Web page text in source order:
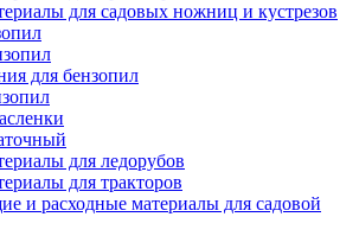
для садовых ножниц и кустрезов
для бензопил
для ледорубов
для тракторов
и расходные материалы для садовой